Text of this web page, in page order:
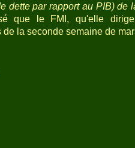
dette par rapport au PIB) de
que le FMI, qu'elle
la seconde semaine de